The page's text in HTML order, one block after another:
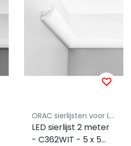
ORAC sierlijsten voor LED Strips
LED sierlijst 2 meter
- C362WIT - 5 x 5